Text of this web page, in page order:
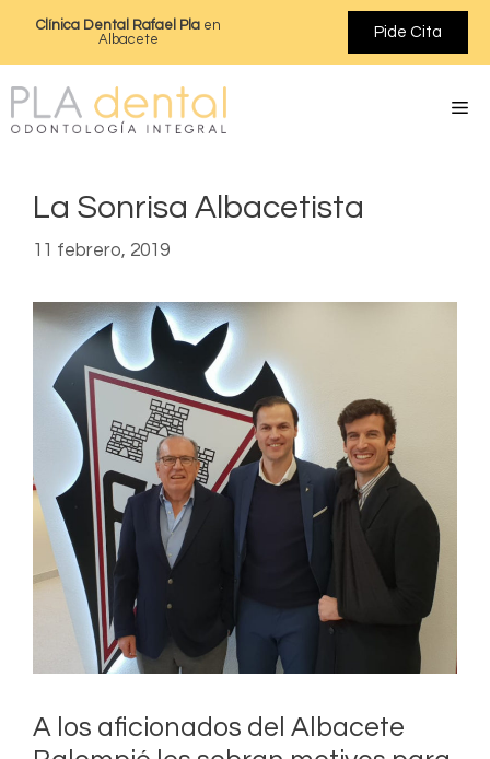
Clínica Dental Rafael Plaen
Albacete
Pide Cita
La Sonrisa Albacetista
11 febrero, 2019
A los aficionados del Albacete